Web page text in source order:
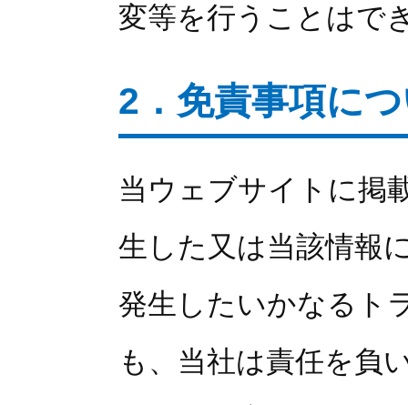
変等を行うことはで
2．免責事項に
当ウェブサイトに掲
生した又は当該情報
発生したいかなるト
も、当社は責任を負